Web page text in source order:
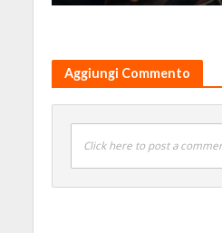
Aggiungi Commento
Click here to post a